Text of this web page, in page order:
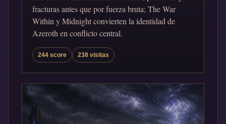
fracturas antes que por fuerza bruta; The War
Within y Midnight convierten la identidad de
Azeroth en conflicto central.
244 score 238 visitas